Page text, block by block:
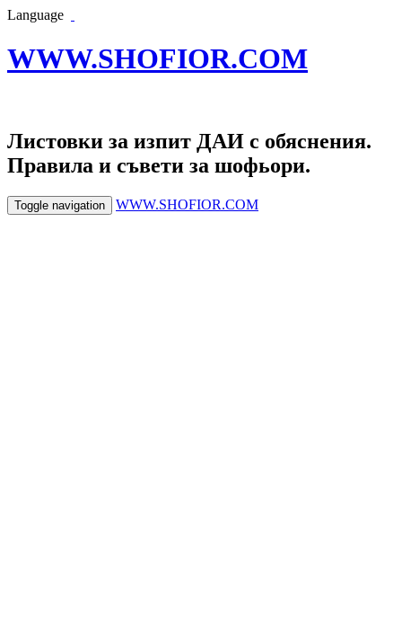
Language
WWW.SHOFIOR.COM
Листовки за изпит ДАИ с обяснения.
Правила и съвети за шофьори.
Toggle navigation WWW.SHOFIOR.COM